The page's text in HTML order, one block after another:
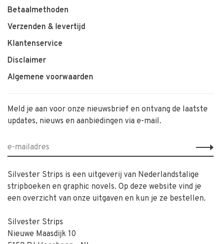
Betaalmethoden
Verzenden & levertijd
Klantenservice
Disclaimer
Algemene voorwaarden
Meld je aan voor onze nieuwsbrief en ontvang de laatste
updates, nieuws en aanbiedingen via e-mail.
Silvester Strips is een uitgeverij van Nederlandstalige
stripboeken en graphic novels. Op deze website vind je
een overzicht van onze uitgaven en kun je ze bestellen.
Silvester Strips
Nieuwe Maasdijk 10